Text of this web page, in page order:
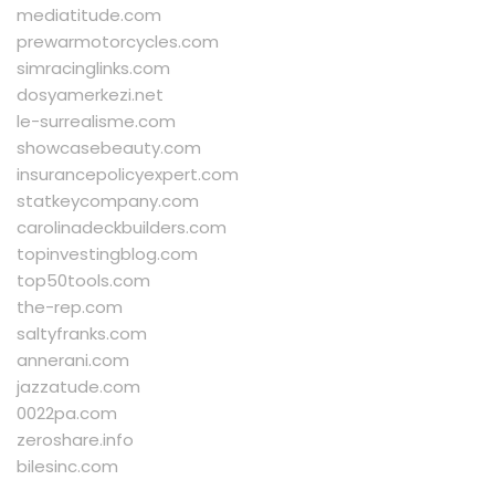
mediatitude.com
prewarmotorcycles.com
simracinglinks.com
dosyamerkezi.net
le-surrealisme.com
showcasebeauty.com
insurancepolicyexpert.com
statkeycompany.com
carolinadeckbuilders.com
topinvestingblog.com
top50tools.com
the-rep.com
saltyfranks.com
annerani.com
jazzatude.com
0022pa.com
zeroshare.info
bilesinc.com